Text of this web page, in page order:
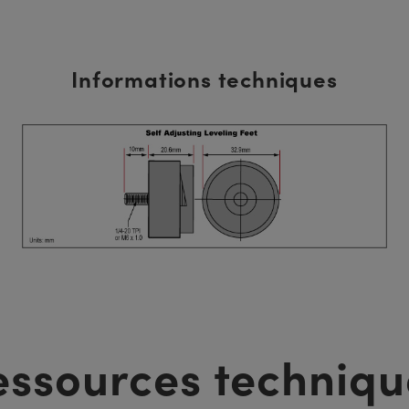
Informations techniques